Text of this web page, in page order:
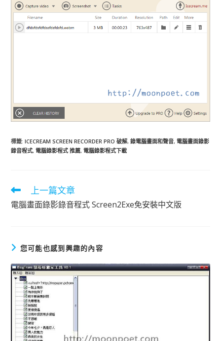
標籤:ICECREAM SCREEN RECORDER PRO 破解, 錄電腦畫面和聲音, 電腦畫面錄影
錄音程式, 電腦錄影程式 推薦, 電腦錄影程式下載
閱
讀
更
上一篇文章
電腦畫面錄影錄音程式 Screen2Exe免安裝中文版
您可能也感到興趣的內容